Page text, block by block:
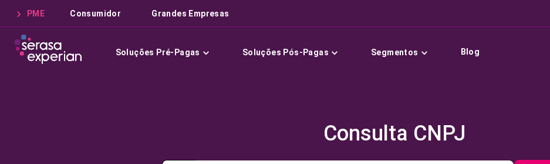
PME Consumidor Grandes Empresas
Soluções Pré-Pagas Soluções Pós-Pagas Segmentos Blog
Consulta CNPJ